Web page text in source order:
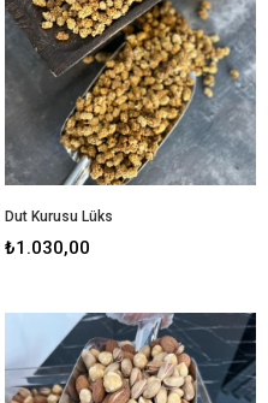
Dut Kurusu Lüks
₺1.030,00